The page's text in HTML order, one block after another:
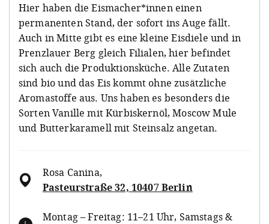
Hier haben die Eismacher*innen einen
permanenten Stand, der sofort ins Auge fällt.
Auch in Mitte gibt es eine kleine Eisdiele und in
Prenzlauer Berg gleich Filialen, hier befindet
sich auch die Produktionsküche. Alle Zutaten
sind bio und das Eis kommt ohne zusätzliche
Aromastoffe aus. Uns haben es besonders die
Sorten Vanille mit Kürbiskernöl, Moscow Mule
und Butterkaramell mit Steinsalz angetan.
Rosa Canina,
Pasteurstraße 32, 10407 Berlin
Montag – Freitag: 11–21 Uhr, Samstags &